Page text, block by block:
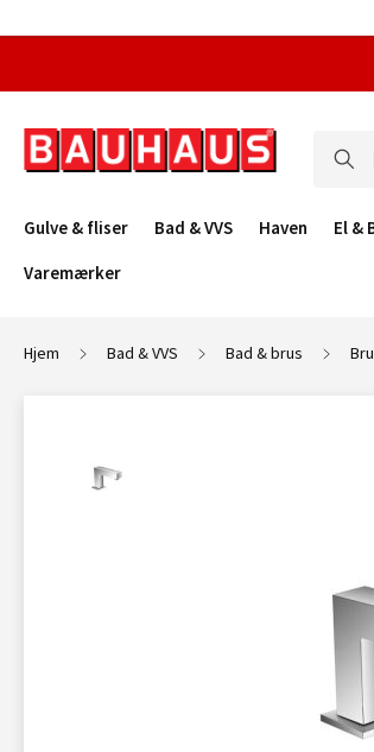
Gulve & fliser Bad & VVS Haven El &
Varemærker
Hjem Bad & VVS Bad & brus